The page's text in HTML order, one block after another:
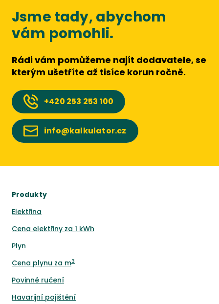
Jsme tady, abychom
vám pomohli.
Rádi vám pomůžeme najít dodavatele, se
kterým ušetříte až tisíce korun ročně.
+420 253 253 100
info@kalkulator.cz
Produkty
Elektřina
Cena elektřiny za 1 kWh
Plyn
Cena plynu za m3
Povinné ručení
Havarijní pojištění